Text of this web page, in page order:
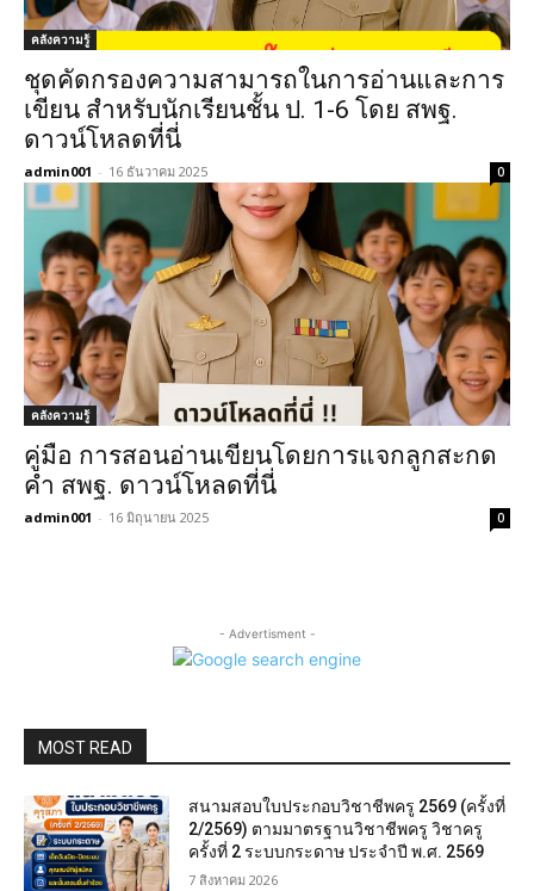
คลังความรู้
ชุดคัดกรองความสามารถในการอ่านและการ
เขียน สำหรับนักเรียนชั้น ป. 1-6 โดย สพฐ.
ดาวน์โหลดที่นี่
admin001 - 16 ธันวาคม 2025 0
คลังความรู้
คู่มือ การสอนอ่านเขียนโดยการแจกลูกสะกด
คำ สพฐ. ดาวน์โหลดที่นี่
admin001 - 16 มิถุนายน 2025 0
- Advertisment -
MOST READ
สนามสอบใบประกอบวิชาชีพครู 2569 (ครั้งที่
2/2569) ตามมาตรฐานวิชาชีพครู วิชาครู
ครั้งที่ 2 ระบบกระดาษ ประจำปี พ.ศ. 2569
7 สิงหาคม 2026